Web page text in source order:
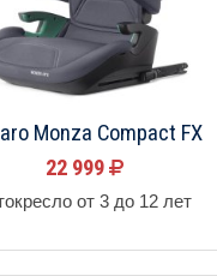
Monza Compact FX
22 999
от 3 до 12 лет